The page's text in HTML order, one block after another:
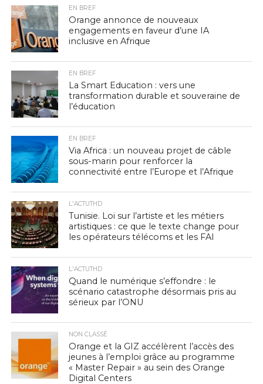
EN BREF
Orange annonce de nouveaux
engagements en faveur d’une IA
inclusive en Afrique
EN BREF
La Smart Education : vers une
transformation durable et souveraine de
l’éducation
EN BREF
Via Africa : un nouveau projet de câble
sous-marin pour renforcer la
connectivité entre l’Europe et l’Afrique
L'ACTUTHD
Tunisie. Loi sur l’artiste et les métiers
artistiques : ce que le texte change pour
les opérateurs télécoms et les FAI
L'ACTUTHD
Quand le numérique s’effondre : le
scénario catastrophe désormais pris au
sérieux par l’ONU
NON CLASSÉ
Orange et la GIZ accélèrent l’accès des
jeunes à l’emploi grâce au programme
« Master Repair » au sein des Orange
Digital Centers